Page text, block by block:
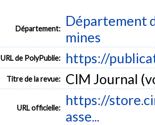
Département:
Département
mines
URL de PolyPublie: https://
Titre de la revue: CIM Journal
URL officielle:
https://
asse...